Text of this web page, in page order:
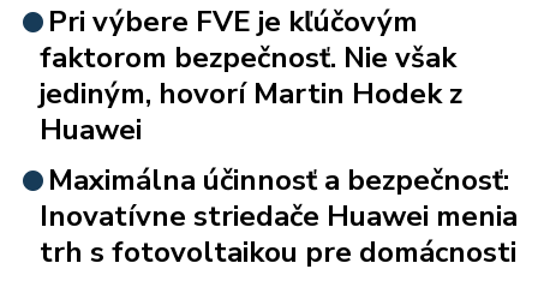
Pri výbere FVE je kľúčovým
faktorom bezpečnosť. Nie však
jediným, hovorí Martin Hodek z
Huawei
Maximálna účinnosť a bezpečnosť:
Inovatívne striedače Huawei menia
trh s fotovoltaikou pre domácnosti